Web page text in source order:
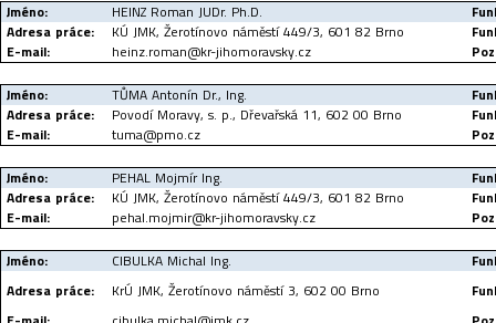
Jméno: HEINZ Roman JUDr. Ph.D.
Adresa práce:
KÚ JMK, Žerotínovo náměstí 449/3, 601 82 Brno
E-mail:
heinz.roman@kr-jihomoravsky.cz
Jméno: TŮMA Antonín Dr., Ing.
Adresa práce:
Povodí Moravy, s. p., Dřevařská 11, 602 00 Brno
E-mail:
tuma@pmo.cz
Jméno: PEHAL Mojmír Ing.
Adresa práce:
KÚ JMK, Žerotínovo náměstí 449/3, 601 82 Brno
E-mail:
pehal.mojmir@kr-jihomoravsky.cz
Jméno: CIBULKA Michal Ing.
Adresa práce:
KrÚ JMK, Žerotínovo náměstí 3, 602 00 Brno